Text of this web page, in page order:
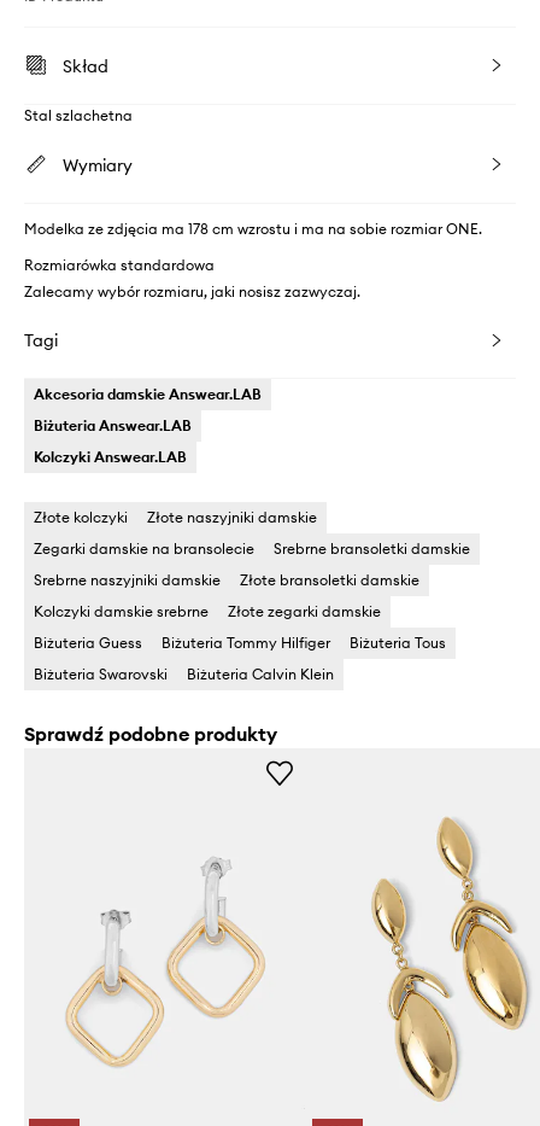
Skład
Stal szlachetna
Wymiary
Modelka ze zdjęcia ma 178 cm wzrostu i ma na sobie rozmiar ONE.
Rozmiarówka standardowa
Zalecamy wybór rozmiaru, jaki nosisz zazwyczaj.
Tagi
Akcesoria damskie Answear.LAB
Biżuteria Answear.LAB
Kolczyki Answear.LAB
Złote kolczyki
Złote naszyjniki damskie
Zegarki damskie na bransolecie
Srebrne bransoletki damskie
Srebrne naszyjniki damskie
Złote bransoletki damskie
Kolczyki damskie srebrne
Złote zegarki damskie
Biżuteria Guess
Biżuteria Tommy Hilfiger
Biżuteria Tous
Biżuteria Swarovski
Biżuteria Calvin Klein
Sprawdź podobne produkty